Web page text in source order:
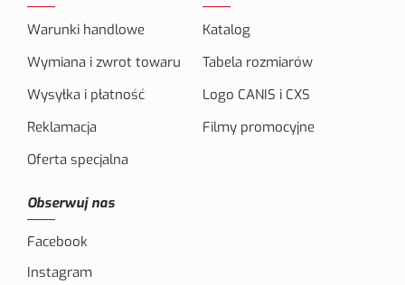
Warunki handlowe
Wymiana i zwrot towaru
Wysyłka i płatność
Reklamacja
Oferta specjalna
Katalog
Tabela rozmiarów
Logo CANIS i CXS
Filmy promocyjne
Obserwuj nas
Facebook
Instagram